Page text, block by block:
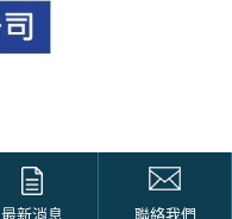
最新消息 聯絡我們